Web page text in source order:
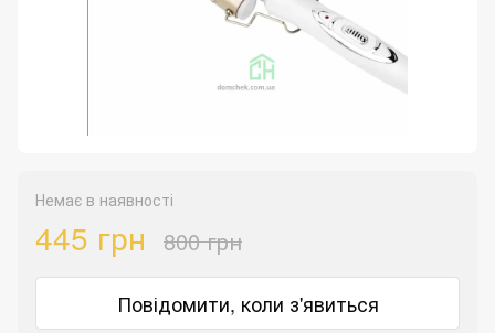
Немає в наявності
445 грн 800 грн
Повідомити, коли з'явиться